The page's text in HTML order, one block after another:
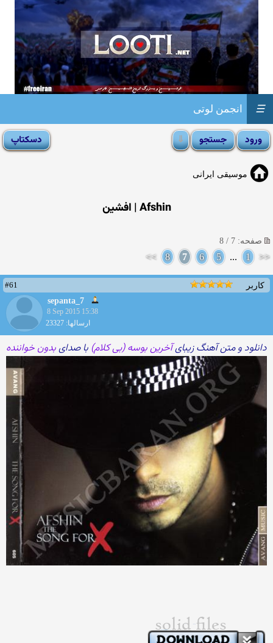
انجمن لوتی ☰
موسیقی ایرانی
Afshin | افشین
صفحه: 7 / 8
<<
1
...
5
6
7
8
>>
کاربر
#61
sepanta_7
8 Sep 2015 15:38
ارسالها: 23327
دانلود و متن آهنگ زیبایآخرین بوسه (بی کلام) با صدایبدون خواننده